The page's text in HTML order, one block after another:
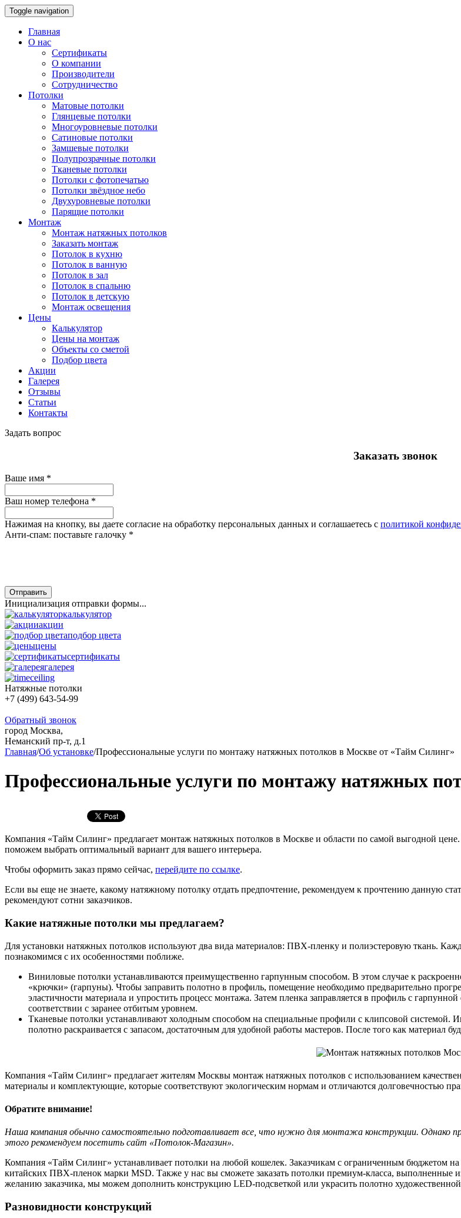
Toggle navigation
Главная
О нас
Сертификаты
О компании
Производители
Сотрудничество
Потолки
Матовые потолки
Глянцевые потолки
Многоуровневые потолки
Сатиновые потолки
Замшевые потолки
Полупрозрачные потолки
Тканевые потолки
Потолки с фотопечатью
Потолки звёздное небо
Двухуровневые потолки
Парящие потолки
Монтаж
Монтаж натяжных потолков
Заказать монтаж
Потолок в кухню
Потолок в ванную
Потолок в зал
Потолок в спальню
Потолок в детскую
Монтаж освещения
Цены
Калькулятор
Цены на монтаж
Объекты со сметой
Подбор цвета
Акции
Галерея
Отзывы
Статьи
Контакты
Задать вопрос
Заказать звонок
Ваше имя *
Ваш номер телефона *
Нажимая на кнопку, вы даете согласие на обработку персональных данных и соглашаетесь с политикой
Анти-спам: поставьте галочку *
Отправить
Инициализация отправки формы...
калькулятор
акции
подбор цвета
цены
сертификаты
галерея
Натяжные потолки
+7 (499) 643-54-99
Обратный звонок
город Москва,
Неманский пр-т, д.1
Главная/Об установке/Профессиональные услуги по монтажу натяжных потолков в Москве от «Тайм Силинг»
Профессиональные услуги по монтажу натяжных
Компания «Тайм Силинг» предлагает монтаж натяжных потолков в Москве и области по самой выгодной
поможем выбрать оптимальный вариант для вашего интерьера.
Чтобы оформить заказ прямо сейчас, перейдите по ссылке.
Если вы еще не знаете, какому натяжному потолку отдать предпочтение, рекомендуем к прочтению данную
рекомендуют сотни заказчиков.
Какие натяжные потолки мы предлагаем?
Для установки натяжных потолков используют два вида материалов: ПВХ-пленку и полиэстеровую ткань.
познакомимся с их особенностями поближе.
Виниловые потолки устанавливаются преимущественно гарпунным способом. В этом случае к
«крючки» (гарпуны). Чтобы заправить полотно в профиль, помещение необходимо предварительно
эластичности материала и упростить процесс монтажа. Затем пленка заправляется в профиль с
соответствии с заранее отбитым уровнем.
Тканевые потолки устанавливают холодным способом на специальные профили с клипсовой системой.
полотно раскраивается с запасом, достаточным для удобной работы мастеров. После того как материал
Компания «Тайм Силинг» предлагает жителям Москвы монтаж натяжных потолков с использованием
материалы и комплектующие, которые соответствуют экологическим нормам и отличаются долговечностью
Обратите внимание!
Наша компания обычно самостоятельно подготавливает все, что нужно для монтажа конструкции.
этого рекомендуем посетить сайт «Потолок-Магазин».
Компания «Тайм Силинг» устанавливает потолки на любой кошелек. Заказчикам с ограниченным бюджетом
китайских ПВХ-пленок марки MSD. Также у нас вы сможете заказать потолки премиум-класса, выполненные
желанию заказчика, мы можем дополнить конструкцию LED-подсветкой или украсить полотно
Разновидности конструкций